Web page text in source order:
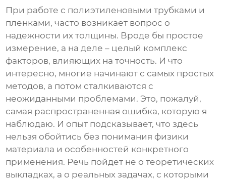
При работе с полиэтиленовыми трубками и
пленками, часто возникает вопрос о
надежности их толщины. Вроде бы простое
измерение, а на деле – целый комплекс
факторов, влияющих на точность. И что
интересно, многие начинают с самых простых
методов, а потом сталкиваются с
неожиданными проблемами. Это, пожалуй,
самая распространенная ошибка, которую я
наблюдаю. И опыт подсказывает, что здесь
нельзя обойтись без понимания физики
материала и особенностей конкретного
применения. Речь пойдет не о теоретических
выкладках, а о реальных задачах, с которыми